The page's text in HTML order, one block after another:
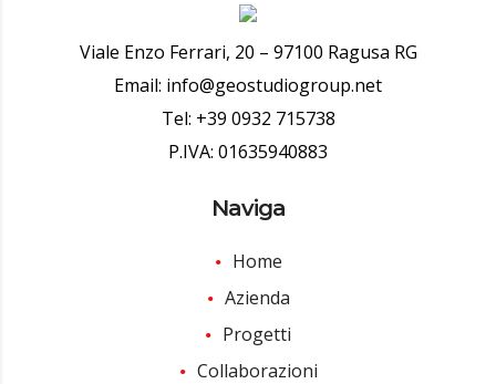
Viale Enzo Ferrari, 20 – 97100 Ragusa RG
Email: info@geostudiogroup.net
Tel: +39 0932 715738
P.IVA: 01635940883
Naviga
Home
Azienda
Progetti
Collaborazioni